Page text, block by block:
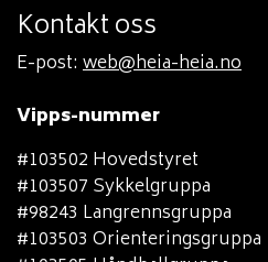
Kontakt oss
E-post: web@heia-heia.no
Vipps-nummer
#103502 Hovedstyret
#103507 Sykkelgruppa
#98243 Langrennsgruppa
#103503 Orienteringsgruppa